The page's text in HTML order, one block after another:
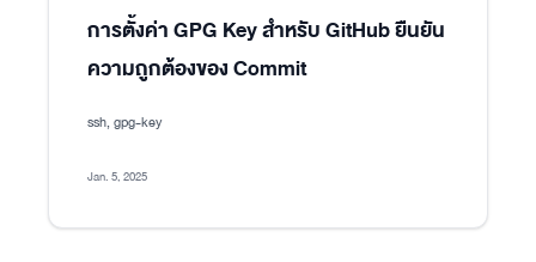
การตั้งค่า GPG Key สำหรับ GitHub ยืนยัน
ความถูกต้องของ Commit
ssh, gpg-key
Jan. 5, 2025